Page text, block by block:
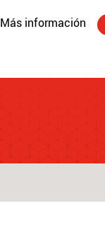
Más información